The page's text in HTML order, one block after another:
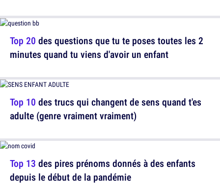
Top 20 des questions que tu te poses toutes les 2
minutes quand tu viens d'avoir un enfant
Top 13 des pires prénoms donnés à des enfants
depuis le début de la pandémie
Top 10 des trucs qui changent de sens quand t'es
adulte (genre vraiment vraiment)